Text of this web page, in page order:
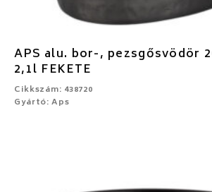
APS alu. bor-, pezsgősvödör
2,1l FEKETE
Cikkszám: 438720
Gyártó: Aps